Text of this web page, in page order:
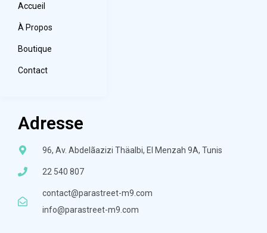
Accueil
À Propos
Boutique
Contact
Adresse
96, Av. Abdelãazizi Thäalbi, El Menzah 9A, Tunis
22 540 807
contact@parastreet-m9.com
info@parastreet-m9.com